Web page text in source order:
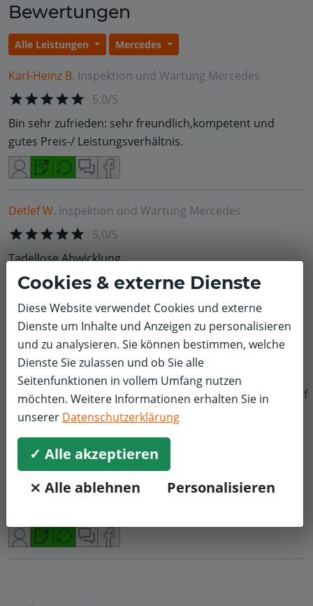
Bewertungen
Alle Leistungen Mercedes
Karl-Heinz B. Inspektion und Wartung Mercedes
5,0/5
Bin sehr zufrieden: sehr freundlich,kompetent und
gutes Preis-/ Leistungsverhältnis.
Detlef W. Inspektion und Wartung Mercedes
5,0/5
Tadellose Abwicklung
Detlef W. Inspektion und WartungMercedes
5,0/5
Ein total kompetenter und zuvorkommender
Mitarbeiter vor Ort
murat d.Räder, Reifen & Felgen
5,0/5
Cookies & externe Dienste
Diese Website verwendet Cookies und externe
Dienste um Inhalte und Anzeigen zu personalisieren
und zu analysieren. Sie können bestimmen, welche
Dienste Sie zulassen und ob Sie alle
Seitenfunktionen in vollem Umfang nutzen
möchten. Weitere Informationen erhalten Sie in
unserer Datenschutzerklärung
✓ Alle akzeptieren
⨯ Alle ablehnen
Personalisieren
f